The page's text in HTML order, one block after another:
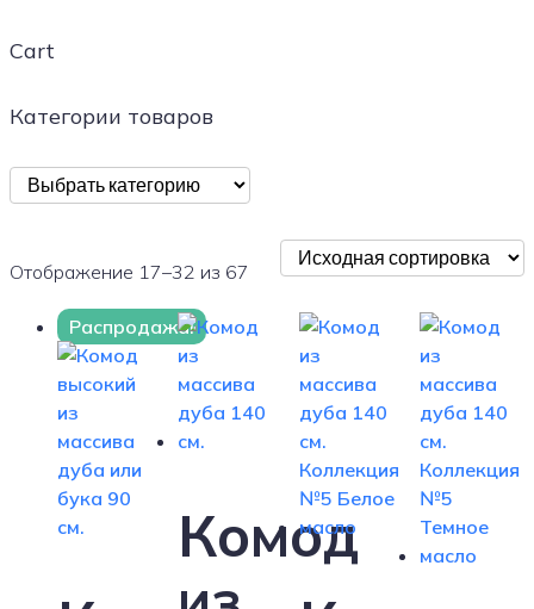
Cart
Категории товаров
Отображение 17–32 из 67
Распродажа!
Комод